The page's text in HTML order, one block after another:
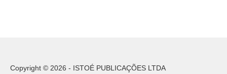
Copyright © 2026 - ISTOÉ PUBLICAÇÕES LTDA